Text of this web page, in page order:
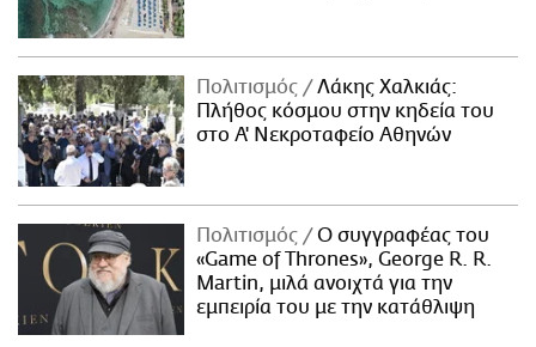
Πολιτισμός
Λάκης Χαλκιάς:
Πλήθος κόσμου στην κηδεία του
στο Α' Νεκροταφείο Αθηνών
Πολιτισμός
Ο συγγραφέας του
«Game of Thrones», George R. R.
Martin, μιλά ανοιχτά για την
εμπειρία του με την κατάθλιψη